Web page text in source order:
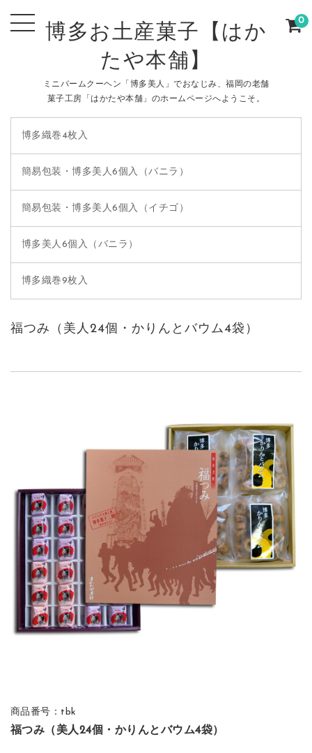
博多お土産菓子【はか
たや本舗】
ミニバームクーヘン「博多美人」でおなじみ、福岡の老舗
菓子工房「はかたや本舗」のホームページへようこそ。
博多織巻4枚入
簡易包装・博多美人6個入（バニラ）
簡易包装・博多美人6個入（イチゴ）
博多美人6個入（バニラ）
博多織巻9枚入
0
福つみ（美人24個・かりんとバウム4袋）
商品番号：tbk
福つみ（美人24個・かりんとバウム4袋）